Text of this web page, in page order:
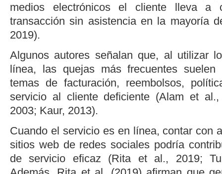
medios electrónicos el cliente lleva
transacción sin asistencia en la mayoría
2019).
Algunos autores señalan que, al utilizar
línea, las quejas más frecuentes suelen
temas de facturación, reembolsos,
servicio al cliente deficiente (Alam et al
2003; Kaur, 2013).
Cuando el servicio es en línea, contar con
sitios web de redes sociales podría
de servicio eficaz (Rita et al., 2019;